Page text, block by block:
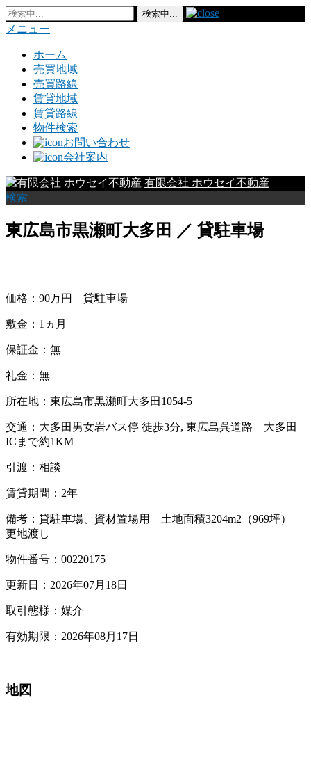
メニュー
ホーム
売買地域
売買路線
賃貸地域
賃貸路線
物件検索
お問い合わせ
会社案内
有限会社 ホウセイ不動産
検索
東広島市黒瀬町大多田 ／ 貸駐車場
価格：90万円 貸駐車場
敷金：1ヵ月
保証金：無
礼金：無
所在地：東広島市黒瀬町大多田1054-5
交通：大多田男女岩バス停 徒歩3分, 東広島呉道路 大多田
ICまで約1KM
引渡：相談
賃貸期間：2年
備考：貸駐車場、資材置場用 土地面積3204m2（969坪）
更地渡し
物件番号：00220175
更新日：2026年07月18日
取引態様：媒介
有効期限：2026年08月17日
地図